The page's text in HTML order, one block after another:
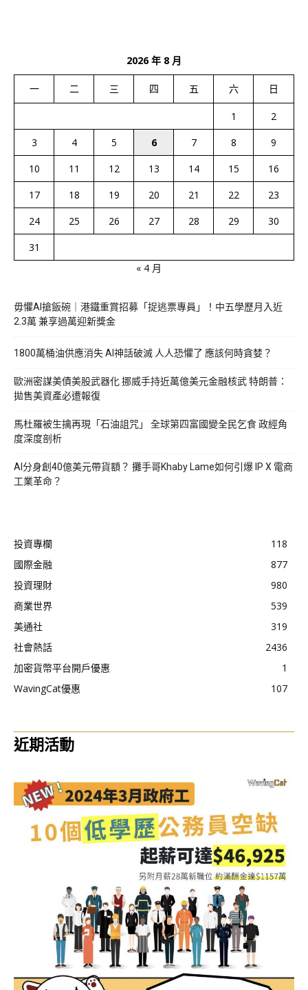
2026 年 8 月
一 二 三 四 五 六 日
1
2
3
4 5 6 7 8
9
10
11 12 13 14 15
16
17
18 19 20 21 22
23
24
25 26 27 28 29
30
31
« 4 月
毋懼AI搶飯碗｜港鐵重賞招募「捉逃票專員」！中五學歷月入近
2.3萬 兼享過萬迎新獎金
1800萬桶油供應消失 AI神話破滅 人人恐懼了 應該何時貪婪？
歐洲密謀美債美股武器化 挪威手持近萬億美元金融核武 特朗普：
拋售美資產必遭報復
馬杜羅被生擒再現「石油詛咒」 全球第四富國變全民乞食 政經角
度深度剖析
AI分身創40億美元帶貨額？ 攤手哥Khaby Lame如何引爆 IP X 電商
工業革命？
投資專欄
118
國際金融
877
投資理財
980
商業世界
539
美通社
319
社會熱話
2436
加密貨幣平台開戶優惠
1
WavingCat優惠
107
近期活動